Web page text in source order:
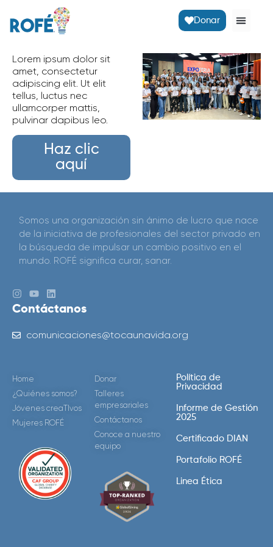
Donar
Lorem ipsum dolor sit
amet, consectetur
adipiscing elit. Ut elit
tellus, luctus nec
ullamcorper mattis,
pulvinar dapibus leo.
Haz clic
aquí
Somos una organización sin ánimo de lucro que nace
de la iniciativa de profesionales del sector privado en
la búsqueda de impulsar un cambio positivo en el
mundo. ROFÉ significa curar, sanar.
Contáctanos
comunicaciones@tocaunavida.org
Home
¿Quiénes somos?
Jóvenes creaTIvos
Mujeres ROFÉ
Donar
Talleres
empresariales
Contáctanos
Conoce a nuestro
equipo
Política de
Privacidad
Informe de Gestión
2025
Certificado DIAN
Portafolio ROFÉ
Linea Ética